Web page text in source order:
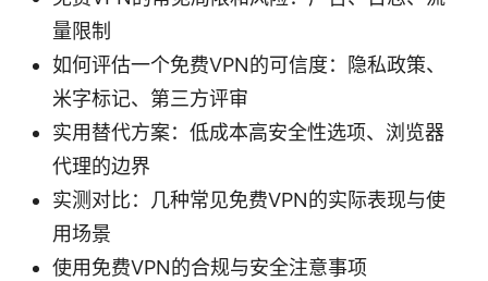
量限制
如何评估一个免费VPN的可信度：隐私政策、
米字标记、第三方评审
实用替代方案：低成本高安全性选项、浏览器
代理的边界
实测对比：几种常见免费VPN的实际表现与使
用场景
使用免费VPN的合规与安全注意事项